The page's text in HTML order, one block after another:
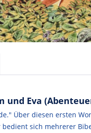
Eva
Über diesen ersten
sich mehrerer